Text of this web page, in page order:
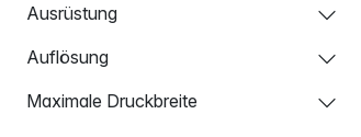
Ausrüstung
Auflösung
Maximale Druckbreite